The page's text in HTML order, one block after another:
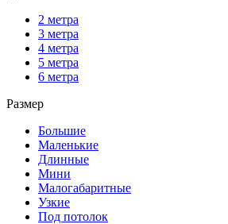
2 метра
3 метра
4 метра
5 метра
6 метра
Размер
Большие
Маленькие
Длинные
Мини
Малогабаритные
Узкие
Под потолок